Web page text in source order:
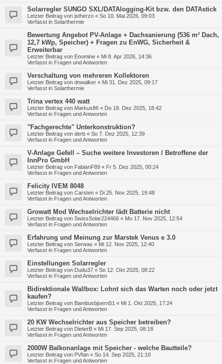
Solarregler SUNGO SXL/DATAlogging-Kit bzw. den DATAstick
Letzter Beitrag von jstherzo « So 10. Mai 2026, 09:03
Verfasst in Solarthermie
Bewertung Angebot PV-Anlage + Dachsanierung (536 m² Dach,
12,7 kWp, Speicher) + Fragen zu EnWG, Sicherheit &
Erweiterbar
Letzter Beitrag von Enomine « Mi 8. Apr 2026, 14:36
Verfasst in Fragen und Antworten
Verschaltung von mehreren Kollektoren
Letzter Beitrag von dnwalker « Mi 31. Dez 2025, 09:17
Verfasst in Solarthermie
Trina vertex 440 watt
Letzter Beitrag von Markus86 « Do 18. Dez 2025, 18:42
Verfasst in Fragen und Antworten
"Fachgerechte" Unterkonstruktion?
Letzter Beitrag von derb « So 7. Dez 2025, 12:39
Verfasst in Fragen und Antworten
V-Anlage Gefell – Suche weitere Investoren / Betroffene der
InnPro GmbH
Letzter Beitrag von FabianF89 « Fr 5. Dez 2025, 00:24
Verfasst in Fragen und Antworten
Felicity IVEM 8048
Letzter Beitrag von Carsten « Di 25. Nov 2025, 19:48
Verfasst in Fragen und Antworten
Growatt Mod Wechselrichter lädt Batterie nicht
Letzter Beitrag von SwissSolar224466 « Mo 17. Nov 2025, 12:54
Verfasst in Fragen und Antworten
Erfahrung und Meinung zur Marstek Venus e 3.0
Letzter Beitrag von Serwas « Mi 12. Nov 2025, 12:40
Verfasst in Fragen und Antworten
Einstellungen Solarregler
Letzter Beitrag von Dudu37 « So 12. Okt 2025, 08:22
Verfasst in Fragen und Antworten
Bidirektionale Wallbox: Lohnt sich das Warten noch oder jetzt
kaufen?
Letzter Beitrag von Bambusbjoern51 « Mi 1. Okt 2025, 17:24
Verfasst in Fragen und Antworten
20 KW Wechselrichter aus Speicher betreiben?
Letzter Beitrag von DieterB « Mi 17. Sep 2025, 08:18
Verfasst in Fragen und Antworten
2000W Balkonanlage mit Speicher - welche Bautteile?
Letzter Beitrag von PVfan « So 14. Sep 2025, 21:10
Verfasst in Fragen und Antworten